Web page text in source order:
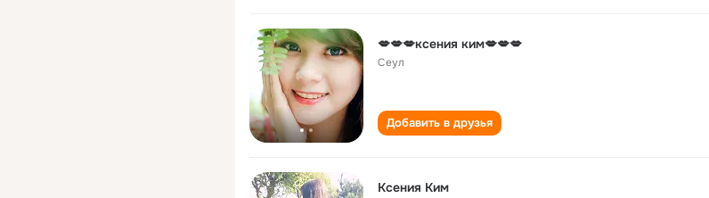
💋💋💋ксения ким💋💋💋
Сеул
Добавить в друзья
Ксения Ким